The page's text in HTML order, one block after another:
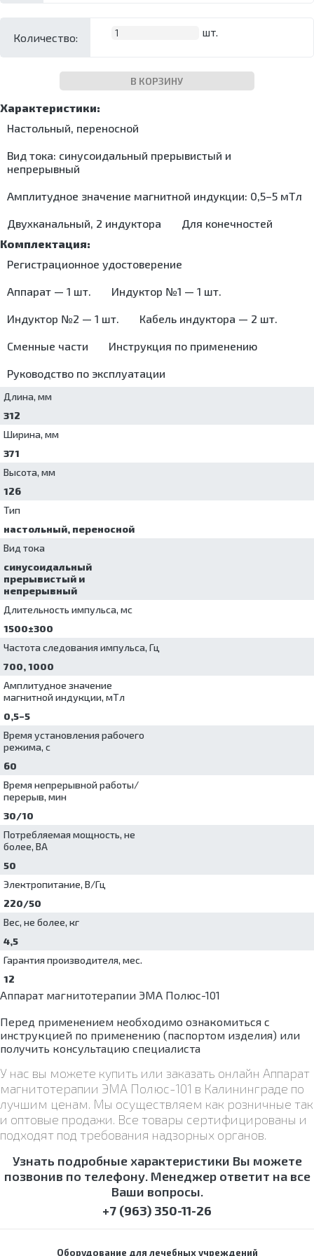
ванны/мойки
Установки для
обеззараживания
стерильных
сушильные
для
моюще-
дезинфицирующие
Мойки для
Стерилизаторы
ванны/мойки
машины
обеззараживания
медицинских
Шкафы для
стерильных
Шкафы
Аппараты для
Суточные
Отсасыватели
Электрокардиографы
Морозильники
Количество: шт.
В КОРЗИНУ
Настольный, переносной
Вид тока: синусоидальный прерывистый и
непрерывный
Амплитудное значение магнитной индукции: 0,5–5 мТл
Двухканальный, 2 индуктора Для конечностей
Регистрационное удостоверение
Аппарат — 1 шт. Индуктор №1 — 1 шт.
Индуктор №2 — 1 шт. Кабель индуктора — 2 шт.
Сменные части Инструкция по применению
Руководство по эксплуатации
Длина, мм
312
Ширина, мм
371
Высота, мм
126
Тип
настольный, переносной
Вид тока
синусоидальный
прерывистый и
непрерывный
Длительность импульса, мс
1500±300
Частота следования импульса, Гц
700, 1000
Амплитудное значение
магнитной индукции, мТл
0,5–5
Время установления рабочего
режима, с
60
Время непрерывной работы/
перерыв, мин
30/10
Потребляемая мощность, не
более, ВА
50
Электропитание, В/Гц
220/50
Вес, не более, кг
4,5
Гарантия производителя, мес.
12
Аппарат магнитотерапии ЭМА Полюс-101
Перед применением необходимо ознакомиться с
инструкцией по применению (паспортом изделия) или
получить консультацию специалиста
У нас вы можете купить или заказать онлайн Аппарат
магнитотерапии ЭМА Полюс-101 в Калининграде по
лучшим ценам. Мы осуществляем как розничные так
и оптовые продажи. Все товары сертифицированы и
подходят под требования надзорных органов.
Узнать подробные характеристики Вы можете
позвонив по телефону. Менеджер ответит на все
Ваши вопросы.
+7 (963) 350-11-26
Оборудование для лечебных учреждений